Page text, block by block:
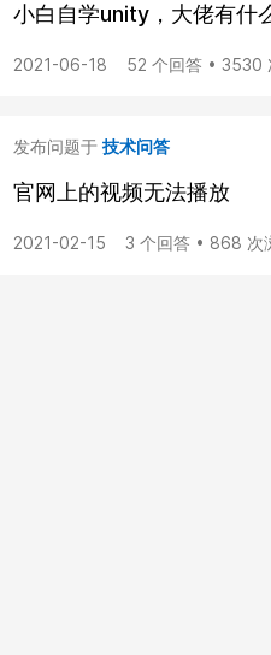
小白自学unity，大佬有什
2021-06-18 52 个回答 • 3530
发布问题于 技术问答
官网上的视频无法播放
2021-02-15 3 个回答 • 868 次